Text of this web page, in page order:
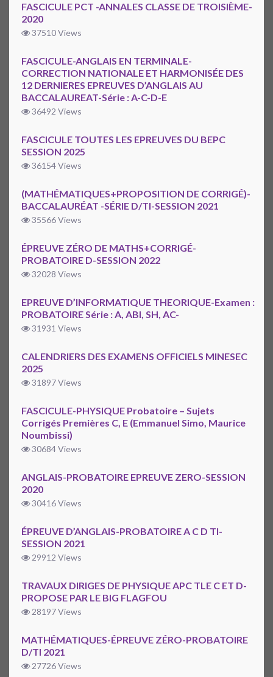
FASCICULE PCT -ANNALES CLASSE DE TROISIÈME-
2020
37510 Views
FASCICULE-ANGLAIS EN TERMINALE-
CORRECTION NATIONALE ET HARMONISÉE DES
12 DERNIERES EPREUVES D’ANGLAIS AU
BACCALAUREAT-Série : A-C-D-E
36492 Views
FASCICULE TOUTES LES EPREUVES DU BEPC
SESSION 2025
36154 Views
(MATHÉMATIQUES+PROPOSITION DE CORRIGÉ)-
BACCALAURÉAT -SÉRIE D/TI-SESSION 2021
35566 Views
ÉPREUVE ZÉRO DE MATHS+CORRIGÉ-
PROBATOIRE D-SESSION 2022
32028 Views
EPREUVE D’INFORMATIQUE THEORIQUE-Examen :
PROBATOIRE Série : A, ABI, SH, AC-
31931 Views
CALENDRIERS DES EXAMENS OFFICIELS MINESEC
2025
31897 Views
FASCICULE-PHYSIQUE Probatoire – Sujets
Corrigés Premières C, E (Emmanuel Simo, Maurice
Noumbissi)
30684 Views
ANGLAIS-PROBATOIRE EPREUVE ZERO-SESSION
2020
30416 Views
ÉPREUVE D’ANGLAIS-PROBATOIRE A C D TI-
SESSION 2021
29912 Views
TRAVAUX DIRIGES DE PHYSIQUE APC TLE C ET D-
PROPOSE PAR LE BIG FLAGFOU
28197 Views
MATHÉMATIQUES-ÉPREUVE ZÉRO-PROBATOIRE
D/TI 2021
27726 Views